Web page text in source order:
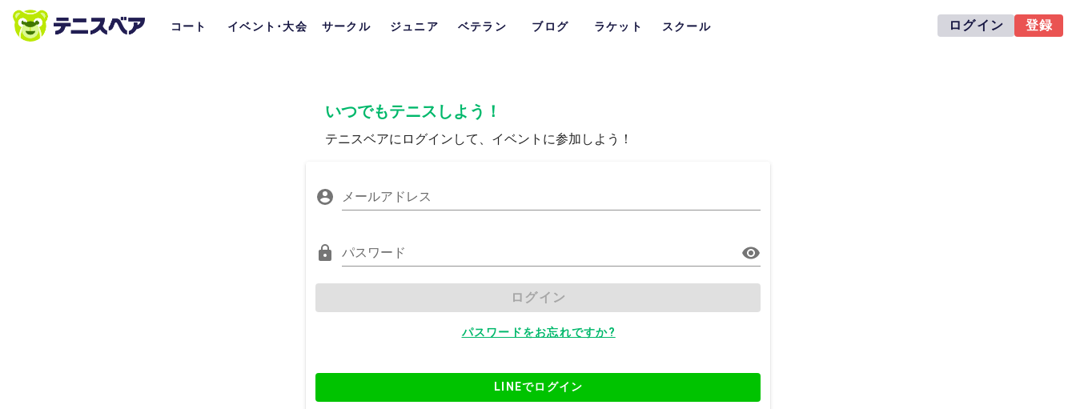
コート イベント･大会 サークル ジュニア ベテラン ブログ ラケット スクール ログイン 登録
いつでもテニスしよう！
テニスベアにログインして、イベントに参加しよう！
メールアドレス
パスワード
ログイン
パスワードをお忘れですか?
LINEでログイン